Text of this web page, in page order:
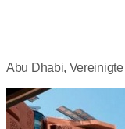
Abu Dhabi,